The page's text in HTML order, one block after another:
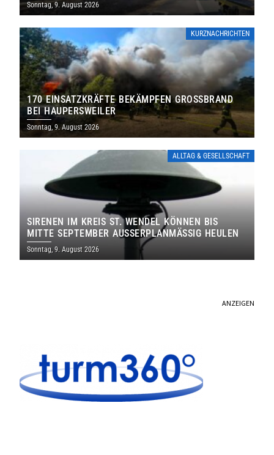
Sonntag, 9. August 2026
KURZNACHRICHTEN
170 EINSATZKRÄFTE BEKÄMPFEN GROSSBRAND B
EI HAUPERSWEILER
Sonntag, 9. August 2026
ALLTAG & GESELLSCHAFT
SIRENEN IM KREIS ST. WENDEL KÖNNEN BIS
MITTE SEPTEMBER AUSSERPLANMÄSSIG HEULEN
Sonntag, 9. August 2026
ANZEIGEN